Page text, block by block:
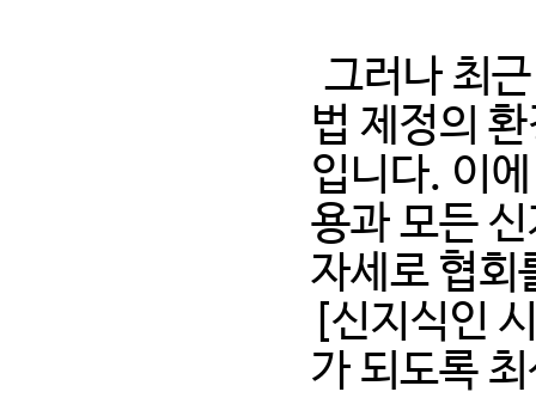
그러나 최
법 제정의
입니다. 이
용과 모든
자세로 협회
[신지식인
가 되도록